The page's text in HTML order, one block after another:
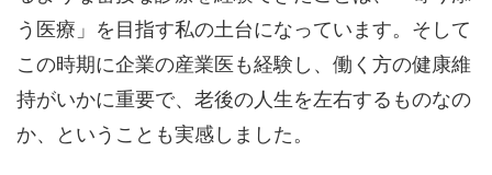
う医療」を目指す私の土台になっています。そして
この時期に企業の産業医も経験し、働く方の健康維
持がいかに重要で、老後の人生を左右するものなの
か、ということも実感しました。